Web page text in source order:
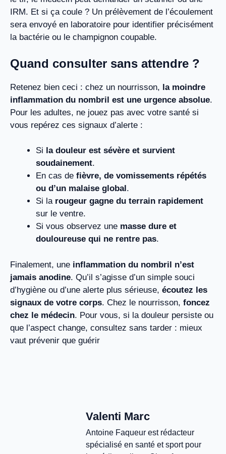
IRM. Et si ça coule ? Un prélèvement de l’écoulement
sera envoyé en laboratoire pour identifier précisément
la bactérie ou le champignon coupable.
Quand consulter sans attendre ?
Retenez bien ceci : chez un nourrisson, la moindre
inflammation du nombril est une urgence absolue.
Pour les adultes, ne jouez pas avec votre santé si
vous repérez ces signaux d’alerte :
Si la douleur est sévère et survient
soudainement.
En cas de fièvre, de vomissements répétés
ou d’un malaise global .
Si la rougeur gagne du terrain rapidement
sur le ventre.
Si vous observez une masse dure et
douloureuse qui ne rentre pas.
Finalement, une inflammation du nombril n’est
jamais anodine. Qu’il s’agisse d’un simple souci
d’hygiène ou d’une alerte plus sérieuse, écoutez les
signaux de votre corps. Chez le nourrisson, foncez
chez le médecin. Pour vous, si la douleur persiste ou
que l’aspect change, consultez sans tarder : mieux
vaut prévenir que guérir
Valenti Marc
Antoine Faqueur est rédacteur
spécialisé en santé et sport pour